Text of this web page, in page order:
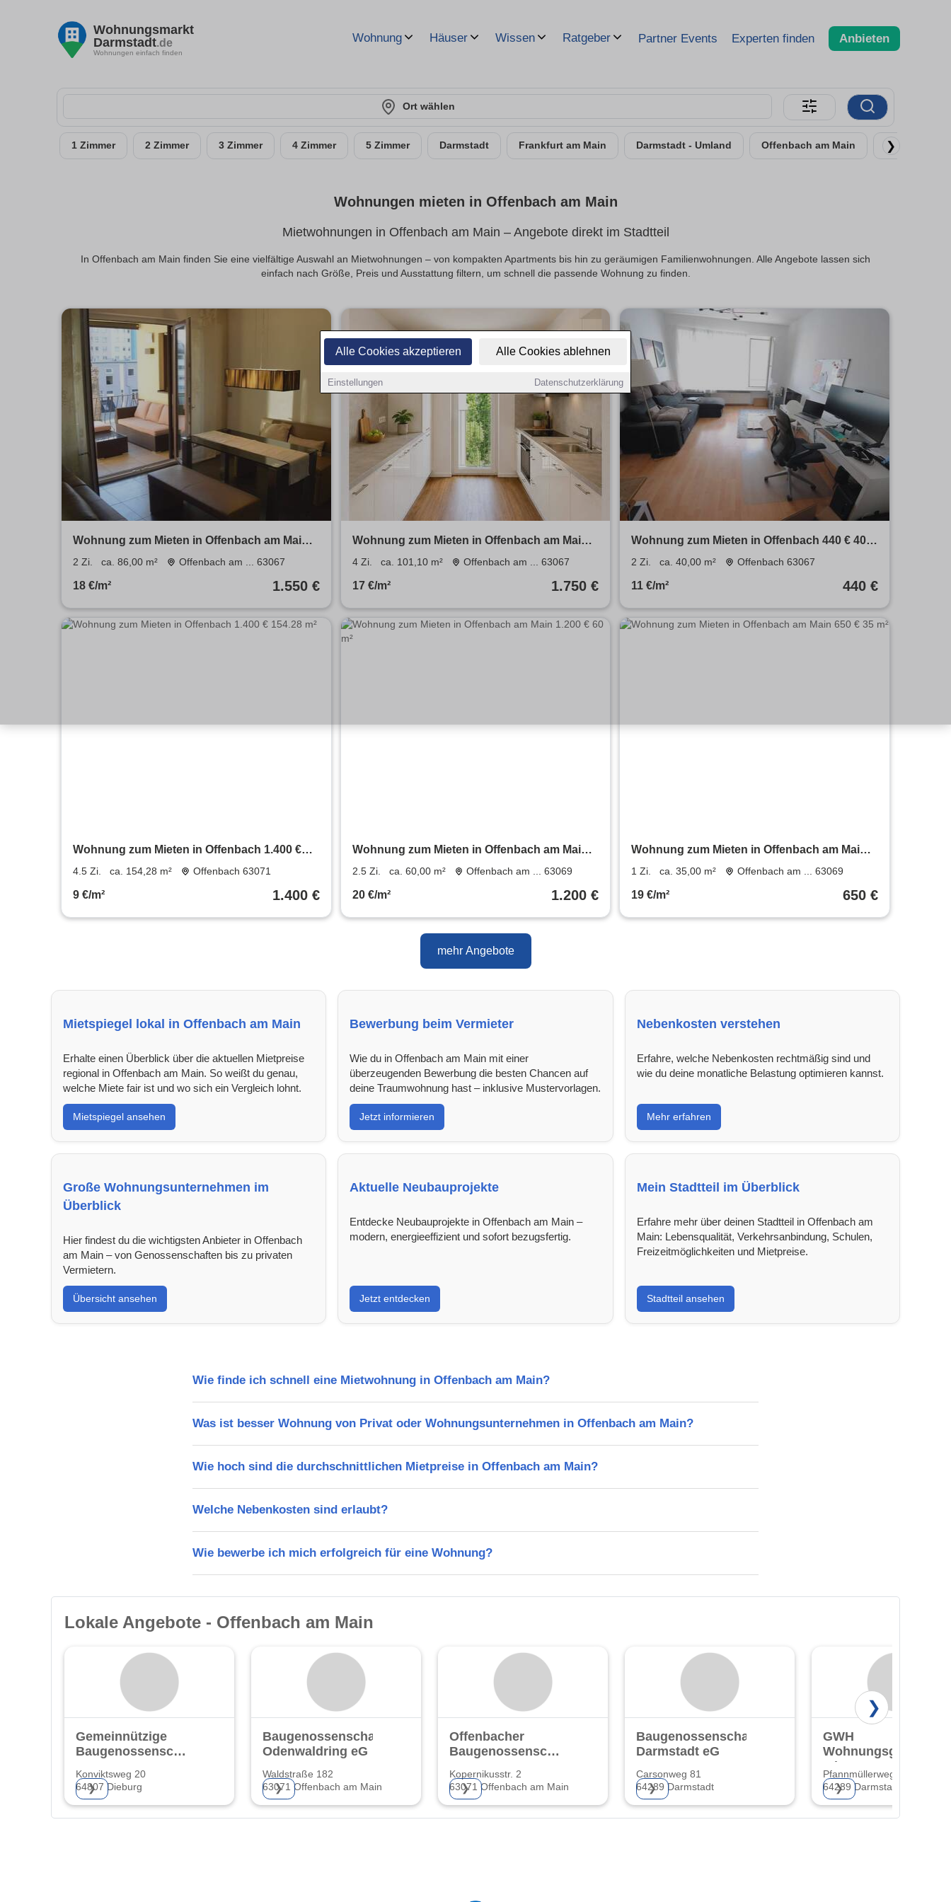
Alle Cookies akzeptieren Alle Cookies ablehnen
Einstellungen Datenschutzerklärung
Wohnungsmarkt
Darmstadt.de
Wohnungen einfach finden
Wohnung Häuser Wissen Ratgeber Partner Events Experten finden Anbieten
Ort wählen
1 Zimmer 2 Zimmer 3 Zimmer 4 Zimmer 5 Zimmer Darmstadt Frankfurt am Main Darmstadt - Umland Offenbach am Main Rüsselsheim
❯
Wohnungen mieten in Offenbach am Main
Mietwohnungen in Offenbach am Main – Angebote direkt im Stadtteil
In Offenbach am Main finden Sie eine vielfältige Auswahl an Mietwohnungen – von kompakten Apartments bis hin zu geräumigen Familienwohnungen. Alle Angebote lassen sich
einfach nach Größe, Preis und Ausstattung filtern, um schnell die passende Wohnung zu finden.
Wohnung zum Mieten in Offenbach am Main
1.550 € 86 m²
2 Zi. ca. 86,00 m² Offenbach am ... 63067
18 €/m² 1.550 €
Wohnung zum Mieten in Offenbach am Main
1.750 € 101.1 m²
4 Zi. ca. 101,10 m² Offenbach am ... 63067
17 €/m² 1.750 €
Wohnung zum Mieten in Offenbach 440 € 40
m²
2 Zi. ca. 40,00 m² Offenbach 63067
11 €/m² 440 €
Wohnung zum Mieten in Offenbach 1.400 €
154.28 m²
4.5 Zi. ca. 154,28 m² Offenbach 63071
9 €/m² 1.400 €
Wohnung zum Mieten in Offenbach am Main
1.200 € 60 m²
2.5 Zi. ca. 60,00 m² Offenbach am ... 63069
20 €/m² 1.200 €
Wohnung zum Mieten in Offenbach am Main
650 € 35 m²
1 Zi. ca. 35,00 m² Offenbach am ... 63069
19 €/m² 650 €
mehr Angebote
Mietspiegel lokal in Offenbach am Main
Erhalte einen Überblick über die aktuellen Mietpreise
regional in Offenbach am Main. So weißt du genau,
welche Miete fair ist und wo sich ein Vergleich lohnt.
Mietspiegel ansehen
Bewerbung beim Vermieter
Wie du in Offenbach am Main mit einer
überzeugenden Bewerbung die besten Chancen auf
deine Traumwohnung hast – inklusive Mustervorlagen.
Jetzt informieren
Nebenkosten verstehen
Erfahre, welche Nebenkosten rechtmäßig sind und
wie du deine monatliche Belastung optimieren kannst.
Mehr erfahren
Große Wohnungsunternehmen im
Überblick
Hier findest du die wichtigsten Anbieter in Offenbach
am Main – von Genossenschaften bis zu privaten
Vermietern.
Übersicht ansehen
Aktuelle Neubauprojekte
Entdecke Neubauprojekte in Offenbach am Main –
modern, energieeffizient und sofort bezugsfertig.
Jetzt entdecken
Mein Stadtteil im Überblick
Erfahre mehr über deinen Stadtteil in Offenbach am
Main: Lebensqualität, Verkehrsanbindung, Schulen,
Freizeitmöglichkeiten und Mietpreise.
Stadtteil ansehen
Wie finde ich schnell eine Mietwohnung in Offenbach am Main?
Was ist besser Wohnung von Privat oder Wohnungsunternehmen in Offenbach am Main?
Wie hoch sind die durchschnittlichen Mietpreise in Offenbach am Main?
Welche Nebenkosten sind erlaubt?
Wie bewerbe ich mich erfolgreich für eine Wohnung?
Lokale Angebote - Offenbach am Main
Gemeinnützige
Baugenossenschaft
Konviktsweg 20
64807 Dieburg
❯
Baugenossenschaft
Odenwaldring eG
Waldstraße 182
63071 Offenbach am Main
❯
Offenbacher
Baugenossenschaft
Kopernikusstr. 2
63071 Offenbach am Main
❯
Baugenossenschaft
Darmstadt eG
Carsonweg 81
64289 Darmstadt
❯
GWH
mbH Hessen
Pfannmüllerweg 44
64289 Darmstadt-
❯
❯